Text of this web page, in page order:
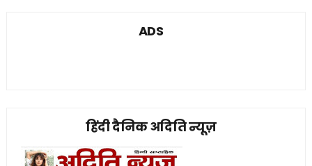
ADS
हिंदी दैनिक अदिति न्यूज़